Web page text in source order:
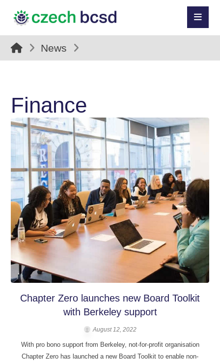
News
Finance
Chapter Zero launches new Board Toolkit
with Berkeley support
August 12, 2022
With pro bono support from Berkeley, not-for-profit organisation
Chapter Zero has launched a new Board Toolkit to enable non-